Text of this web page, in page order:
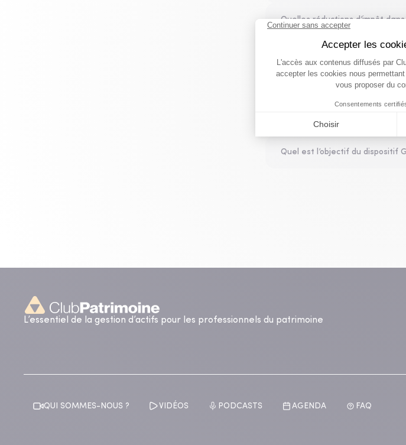
Quelles réductions d’impôt
Quelles sont les modalités
Quels sont les différents types
Quel est l’objectif du dispositif
L’essentiel de la gestion d’actifs pour les professionnels du patrimoine
QUI SOMMES-NOUS ? VIDÉOS PODCASTS AGENDA FAQ